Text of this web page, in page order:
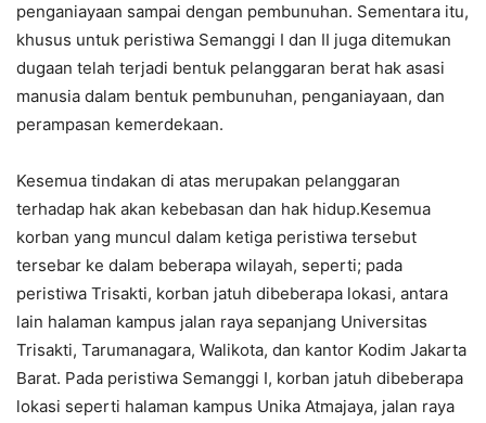
penganiayaan sampai dengan pembunuhan. Sementara itu,
khusus untuk peristiwa Semanggi I dan II juga ditemukan
dugaan telah terjadi bentuk pelanggaran berat hak asasi
manusia dalam bentuk pembunuhan, penganiayaan, dan
perampasan kemerdekaan.
Kesemua tindakan di atas merupakan pelanggaran
terhadap hak akan kebebasan dan hak hidup.Kesemua
korban yang muncul dalam ketiga peristiwa tersebut
tersebar ke dalam beberapa wilayah, seperti; pada
peristiwa Trisakti, korban jatuh dibeberapa lokasi, antara
lain halaman kampus jalan raya sepanjang Universitas
Trisakti, Tarumanagara, Walikota, dan kantor Kodim Jakarta
Barat. Pada peristiwa Semanggi I, korban jatuh dibeberapa
lokasi seperti halaman kampus Unika Atmajaya, jalan raya